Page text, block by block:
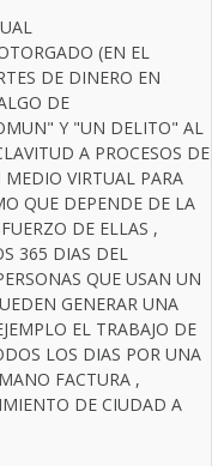
(EN EL
DE DINERO EN
DE
Y "UN DELITO" AL
A PROCESOS DE
MEDIO VIRTUAL PARA
QUE DEPENDE DE LA
DE ELLAS ,
365 DIAS DEL
QUE USAN UN
GENERAR UNA
EL TRABAJO DE
LOS DIAS POR UNA
FACTURA ,
DE CIUDAD A